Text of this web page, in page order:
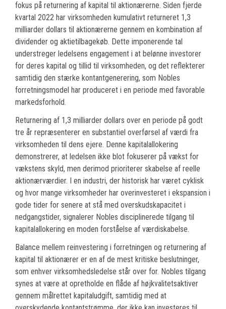
fokus på returnering af kapital til aktionærerne. Siden fjerde
kvartal 2022 har virksomheden kumulativt returneret 1,3
milliarder dollars til aktionærerne gennem en kombination af
dividender og aktietilbagekøb. Dette imponerende tal
understreger ledelsens engagement i at belønne investorer
for deres kapital og tillid til virksomheden, og det reflekterer
samtidig den stærke kontantgenerering, som Nobles
forretningsmodel har produceret i en periode med favorable
markedsforhold.
Returnering af 1,3 milliarder dollars over en periode på godt
tre år repræsenterer en substantiel overførsel af værdi fra
virksomheden til dens ejere. Denne kapitalallokering
demonstrerer, at ledelsen ikke blot fokuserer på vækst for
vækstens skyld, men derimod prioriterer skabelse af reelle
aktionærværdier. I en industri, der historisk har været cyklisk
og hvor mange virksomheder har overinvesteret i ekspansion i
gode tider for senere at stå med overskudskapacitet i
nedgangstider, signalerer Nobles disciplinerede tilgang til
kapitalallokering en moden forståelse af værdiskabelse.
Balance mellem reinvestering i forretningen og returnering af
kapital til aktionærer er en af de mest kritiske beslutninger,
som enhver virksomhedsledelse står over for. Nobles tilgang
synes at være at opretholde en flåde af højkvalitetsaktiver
gennem målrettet kapitaludgift, samtidig med at